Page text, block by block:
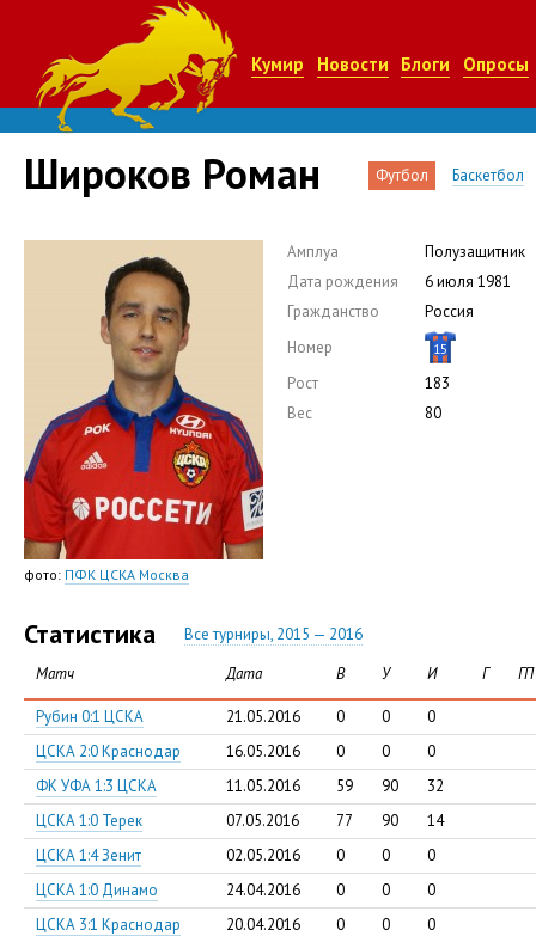
Кумир Новости Блоги Опросы
Широков Роман Футбол Баскетбол
фото: ПФК ЦСКА Москва
Амплуа
Полузащитник
Дата рождения
6 июля 1981
Гражданство
Россия
Номер
15
Рост
183
Вес
80
Статистика
Все турниры, 2015 — 2016
Матч
Дата В У И Г ГП
Рубин 0:1 ЦСКА 21.05.2016 0 0
0
ЦСКА 2:0 Краснодар
16.05.2016 0 0
0
ФК УФА 1:3 ЦСКА
11.05.2016 59 90
32
ЦСКА 1:0 Терек
07.05.2016 77 90
14
ЦСКА 1:4 Зенит
02.05.2016 0 0
0
ЦСКА 1:0 Динамо
24.04.2016 0 0
0
ЦСКА 3:1 Краснодар
20.04.2016 0 0
0